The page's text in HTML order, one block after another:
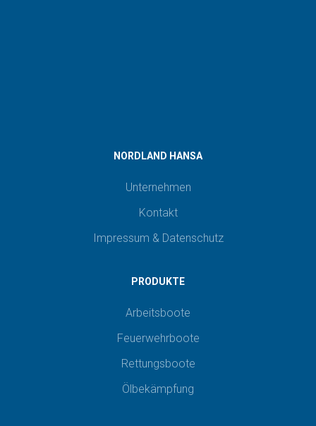
NORDLAND HANSA
Unternehmen
Kontakt
Impressum & Datenschutz
PRODUKTE
Arbeitsboote
Feuerwehrboote
Rettungsboote
Ölbekämpfung